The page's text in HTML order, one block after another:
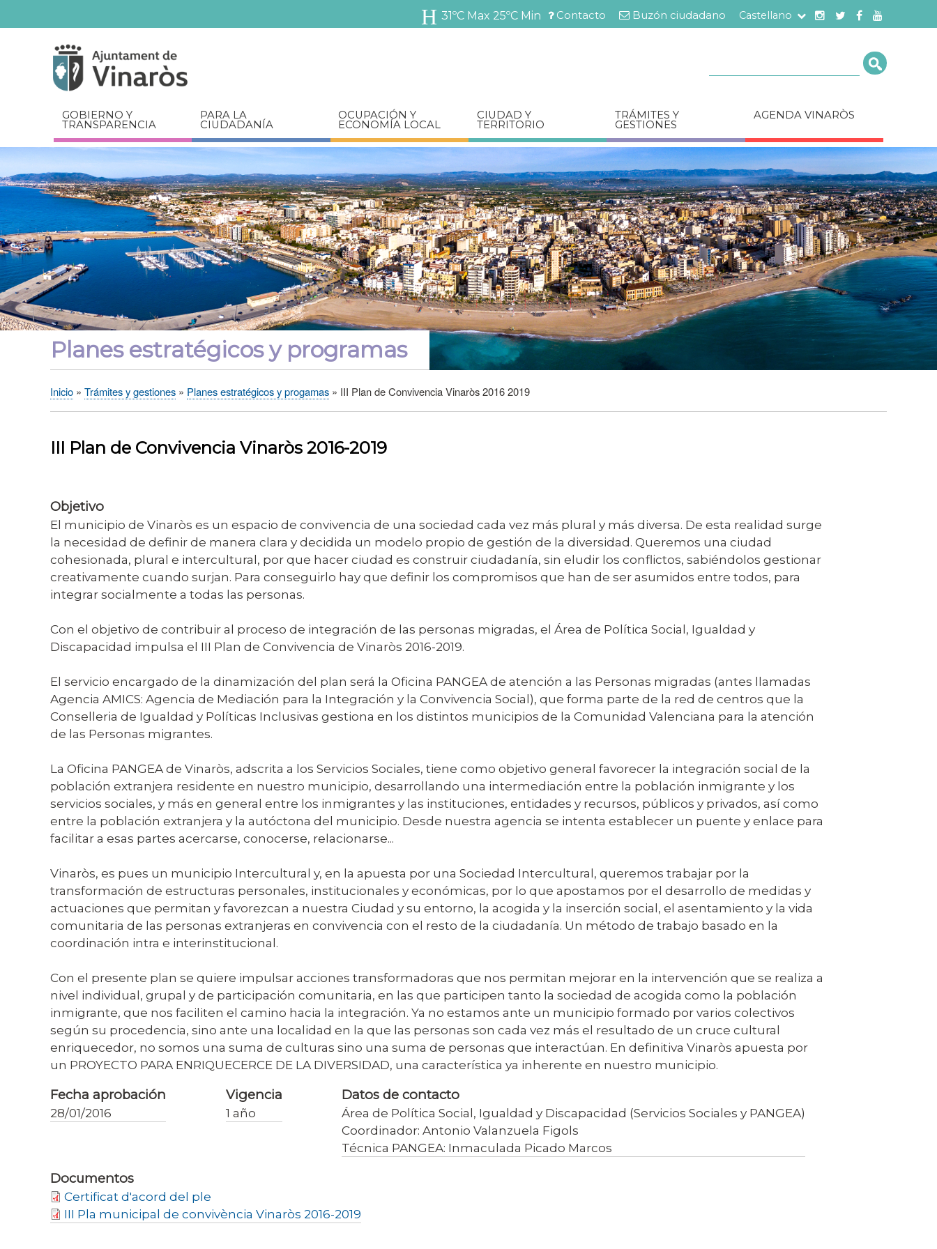
Pasar
al
relacionados
Menú
Contacto Buzón ciudadano Castellano
31ºC Max 25ºC Min
GOBIERNO Y
TRANSPARENCIA
PARA LA
CIUDADANÍA
OCUPACIÓN Y
ECONOMÍA LOCAL
CIUDAD Y
TERRITORIO
TRÁMITES Y
GESTIONES
AGENDA VINARÒS
Planes estratégicos y programas
Sobrescribir
de
ayuda
navegación
Inicio Trámites y gestiones Planes estratégicos y progamas III Plan de Convivencia Vinaròs 2016 2019
III Plan de Convivencia Vinaròs 2016-2019
Objetivo
El municipio de Vinaròs es un espacio de convivencia de una sociedad cada vez más plural y más diversa. De esta realidad surge
la necesidad de definir de manera clara y decidida un modelo propio de gestión de la diversidad. Queremos una ciudad
cohesionada, plural e intercultural, por que hacer ciudad es construir ciudadanía, sin eludir los conflictos, sabiéndolos gestionar
creativamente cuando surjan. Para conseguirlo hay que definir los compromisos que han de ser asumidos entre todos, para
integrar socialmente a todas las personas.
Con el objetivo de contribuir al proceso de integración de las personas migradas, el Área de Política Social, Igualdad y
Discapacidad impulsa el III Plan de Convivencia de Vinaròs 2016-2019.
El servicio encargado de la dinamización del plan será la Oficina PANGEA de atención a las Personas migradas (antes llamadas
Agencia AMICS: Agencia de Mediación para la Integración y la Convivencia Social), que forma parte de la red de centros que la
Conselleria de Igualdad y Políticas Inclusivas gestiona en los distintos municipios de la Comunidad Valenciana para la atención
de las Personas migrantes.
La Oficina PANGEA de Vinaròs, adscrita a los Servicios Sociales, tiene como objetivo general favorecer la integración social de la
población extranjera residente en nuestro municipio, desarrollando una intermediación entre la población inmigrante y los
servicios sociales, y más en general entre los inmigrantes y las instituciones, entidades y recursos, públicos y privados, así como
entre la población extranjera y la autóctona del municipio. Desde nuestra agencia se intenta establecer un puente y enlace para
facilitar a esas partes acercarse, conocerse, relacionarse...
Vinaròs, es pues un municipio Intercultural y, en la apuesta por una Sociedad Intercultural, queremos trabajar por la
transformación de estructuras personales, institucionales y económicas, por lo que apostamos por el desarrollo de medidas y
actuaciones que permitan y favorezcan a nuestra Ciudad y su entorno, la acogida y la inserción social, el asentamiento y la vida
comunitaria de las personas extranjeras en convivencia con el resto de la ciudadanía. Un método de trabajo basado en la
coordinación intra e interinstitucional.
Con el presente plan se quiere impulsar acciones transformadoras que nos permitan mejorar en la intervención que se realiza a
nivel individual, grupal y de participación comunitaria, en las que participen tanto la sociedad de acogida como la población
inmigrante, que nos faciliten el camino hacia la integración. Ya no estamos ante un municipio formado por varios colectivos
según su procedencia, sino ante una localidad en la que las personas son cada vez más el resultado de un cruce cultural
enriquecedor, no somos una suma de culturas sino una suma de personas que interactúan. En definitiva Vinaròs apuesta por
un PROYECTO PARA ENRIQUECERCE DE LA DIVERSIDAD, una característica ya inherente en nuestro municipio.
Fecha aprobación
28/01/2016
Vigencia
1 año
Datos de contacto
Área de Política Social, Igualdad y Discapacidad (Servicios Sociales y PANGEA)
Coordinador: Antonio Valanzuela Figols
Técnica PANGEA: Inmaculada Picado Marcos
Documentos
Certificat d'acord del ple
III Pla municipal de convivència Vinaròs 2016-2019